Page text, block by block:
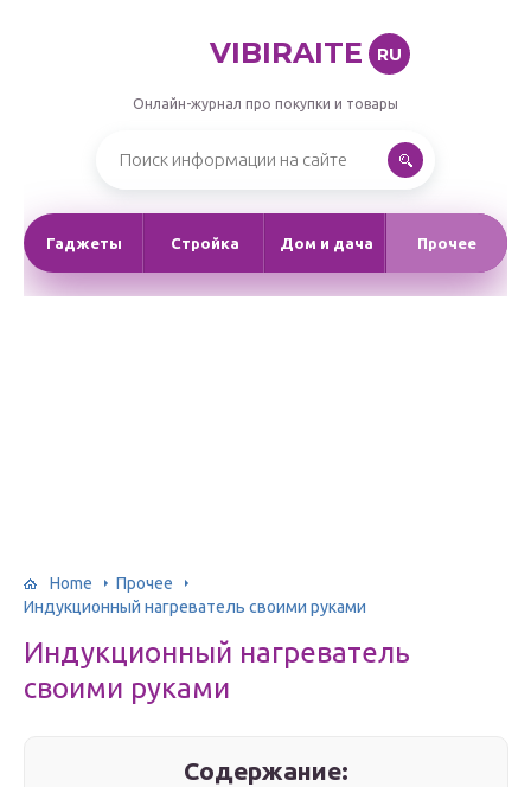
VIBIRAITE RU
Онлайн-журнал про покупки и товары
Гаджеты Стройка Дом и дача Прочее
Home
Прочее
Индукционный нагреватель своими руками
Индукционный нагреватель
своими руками
Содержание: